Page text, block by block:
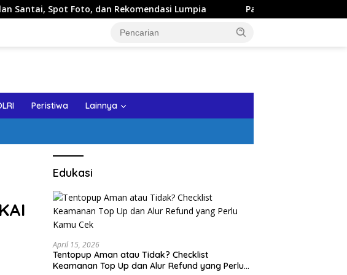
dan Rekomendasi Lumpia Panduan Wisata Keluarga ke Kota Batu:
Peristiwa Lainnya
Edukasi
April 15, 2026
Tentopup Aman atau Tidak? Checklist
Keamanan Top Up dan Alur Refund yang Perlu